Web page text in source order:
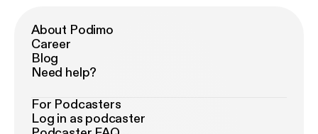
About Podimo
Career
Blog
Need help?
For Podcasters
Log in as podcaster